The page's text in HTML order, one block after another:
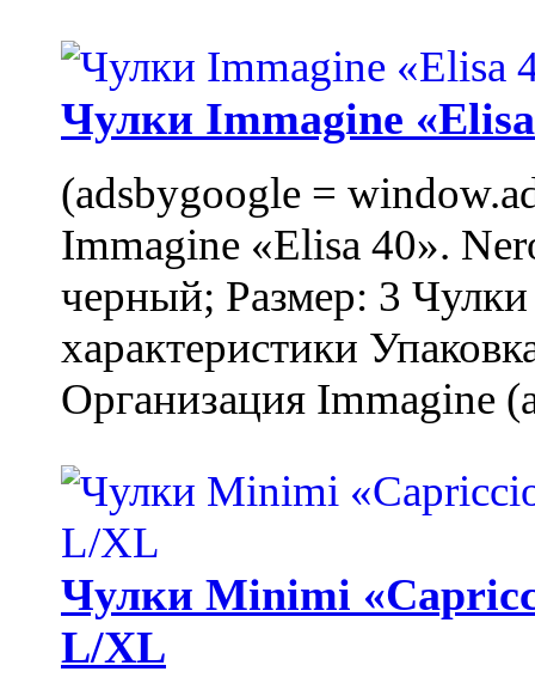
Чулки Immagine
(adsbygoogle =
Immagine «Elisa 40».
черный; Размер: 3
характеристики
Организация Immagine
Чулки Minimi
L/XL